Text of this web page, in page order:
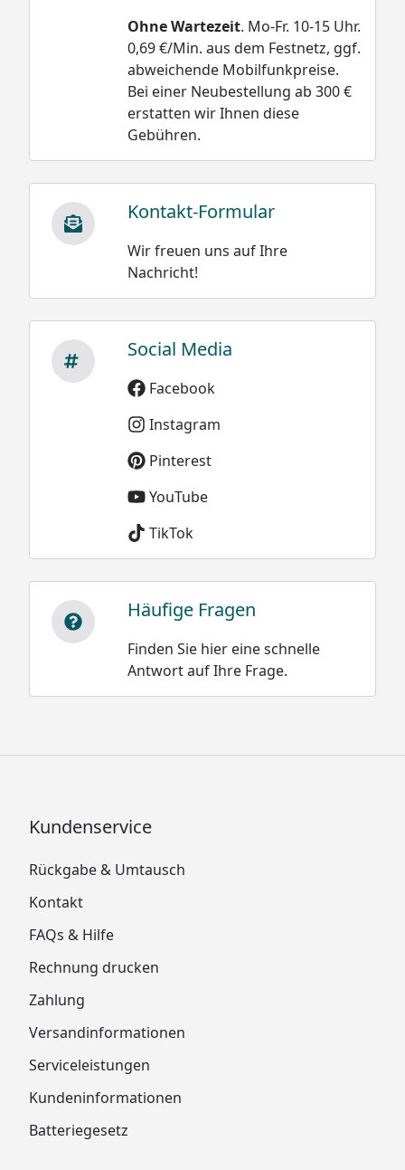
Ohne Wartezeit. Mo-Fr. 10-15 Uhr.
0,69 €/Min. aus dem Festnetz, ggf.
abweichende Mobilfunkpreise.
Bei einer Neubestellung ab 300 €
erstatten wir Ihnen diese
Gebühren.
Kontakt-Formular
Wir freuen uns auf Ihre
Nachricht!
Social Media
Facebook
Instagram
Pinterest
YouTube
TikTok
Häufige Fragen
Finden Sie hier eine schnelle
Antwort auf Ihre Frage.
Kundenservice
Rückgabe & Umtausch
Kontakt
FAQs & Hilfe
Rechnung drucken
Zahlung
Versandinformationen
Serviceleistungen
Kundeninformationen
Batteriegesetz